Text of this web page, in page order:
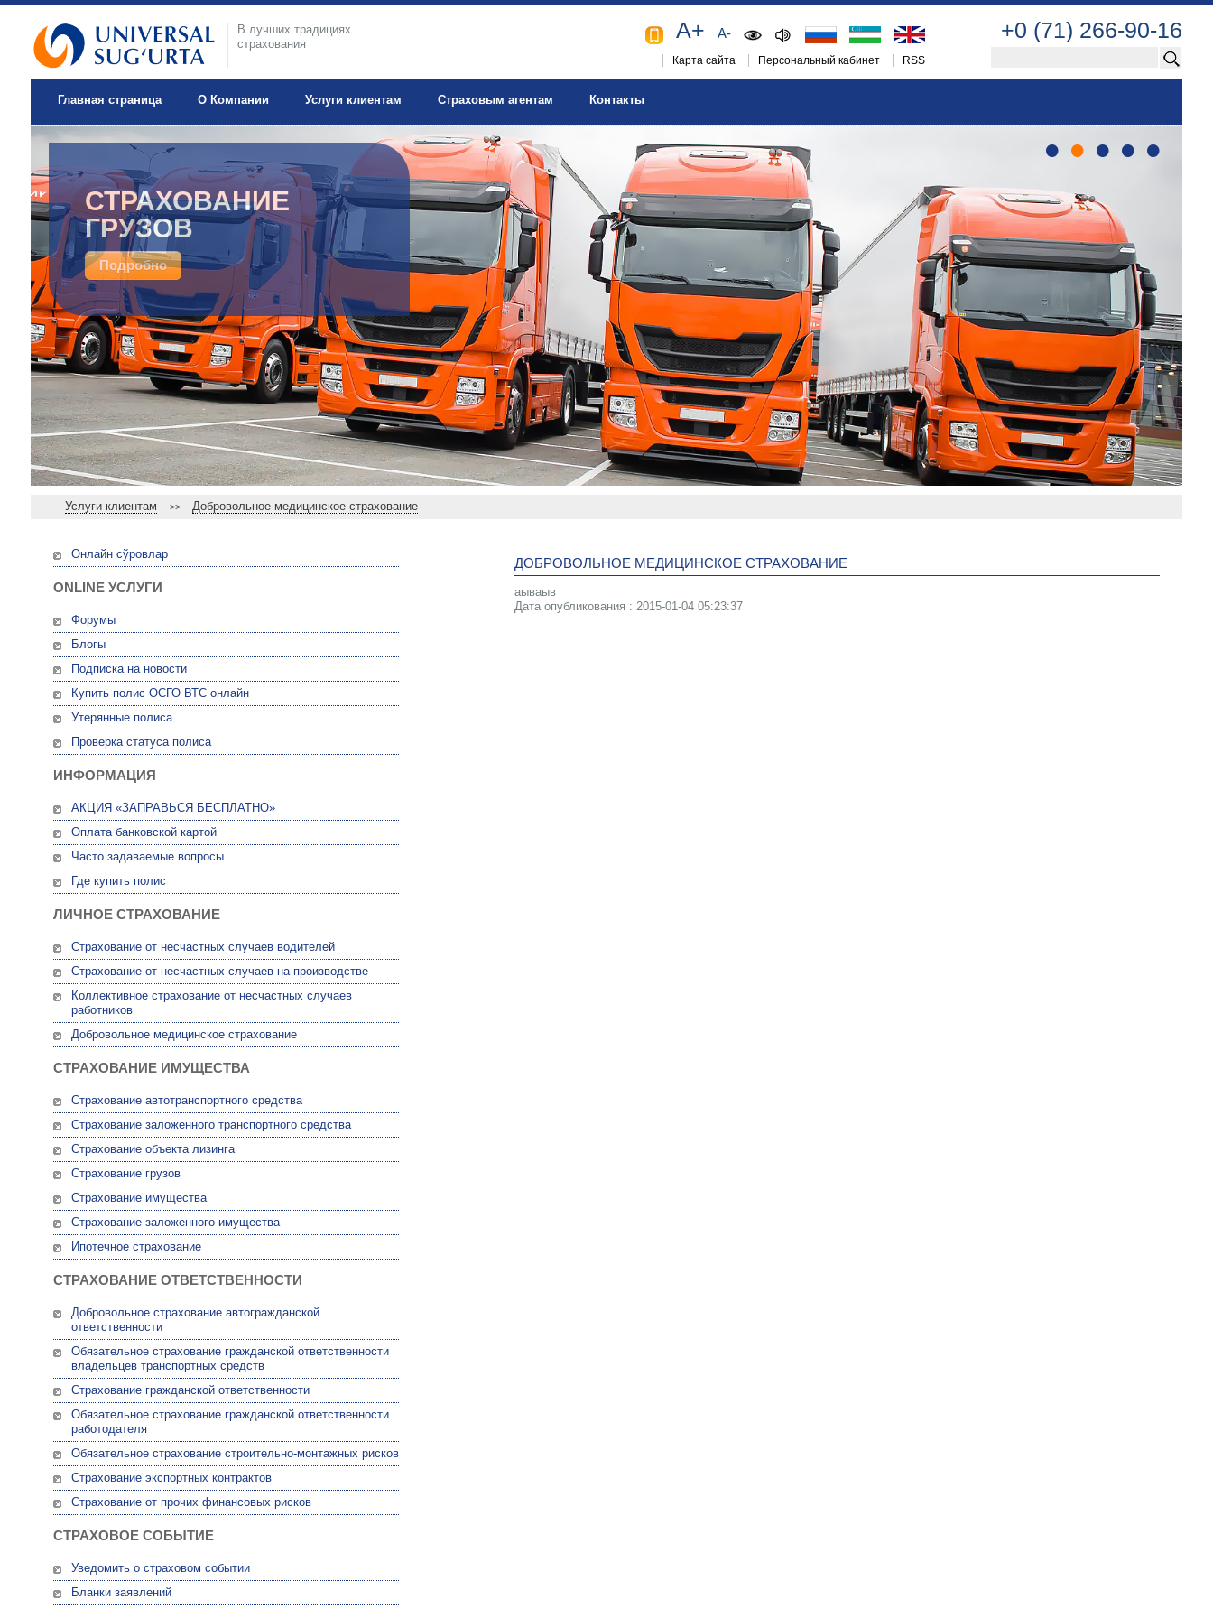
В лучших традициях
страхования
+0 (71) 266-90-16
A+ A-
Карта сайта Персональный кабинет RSS
Главная страница О Компании Услуги клиентам Страховым агентам Контакты
ДОБРОВОЛЬНОЕ
МЕДИЦИНСКОЕ
СТРАХОВАНИЕ
Подробно
СТРАХОВАНИЕ
ГРУЗОВ
Подробно
• • • • •
Услуги клиентам >> Добровольное медицинское страхование
Онлайн сўровлар
ONLINE УСЛУГИ
Форумы
Блогы
Подписка на новости
Купить полис ОСГО ВТС онлайн
Утерянные полиса
Проверка статуса полиса
ИНФОРМАЦИЯ
АКЦИЯ «ЗАПРАВЬСЯ БЕСПЛАТНО»
Оплата банковской картой
Часто задаваемые вопросы
Где купить полис
ЛИЧНОЕ СТРАХОВАНИЕ
Страхование от несчастных случаев водителей
Страхование от несчастных случаев на производстве
Коллективное страхование от несчастных случаев
работников
Добровольное медицинское страхование
СТРАХОВАНИЕ ИМУЩЕСТВА
Страхование автотранспортного средства
Страхование заложенного транспортного средства
Страхование объекта лизинга
Страхование грузов
Страхование имущества
Страхование заложенного имущества
Ипотечное страхование
СТРАХОВАНИЕ ОТВЕТСТВЕННОСТИ
Добровольное страхование автогражданской
ответственности
Обязательное страхование гражданской ответственности
владельцев транспортных средств
Страхование гражданской ответственности
Обязательное страхование гражданской ответственности
работодателя
Обязательное страхование строительно-монтажных рисков
Страхование экспортных контрактов
Страхование от прочих финансовых рисков
СТРАХОВОЕ СОБЫТИЕ
Уведомить о страховом событии
Бланки заявлений
ДОБРОВОЛЬНОЕ МЕДИЦИНСКОЕ СТРАХОВАНИЕ
аываыв
Дата опубликования : 2015-01-04 05:23:37